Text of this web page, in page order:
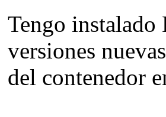
Tengo instalado
versiones
del contenedor